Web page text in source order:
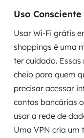
Uso
Usar Wi-Fi grátis
shoppings é uma
ter cuidado.
cheio para quem
precisar acessar
contas bancárias
usar a rede de
Uma VPN cria um